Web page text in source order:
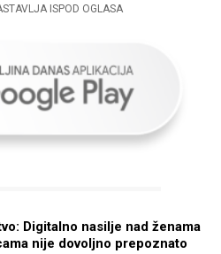
ISPOD OGLASA
Digitalno nasilje nad ženama
nije dovoljno prepoznato